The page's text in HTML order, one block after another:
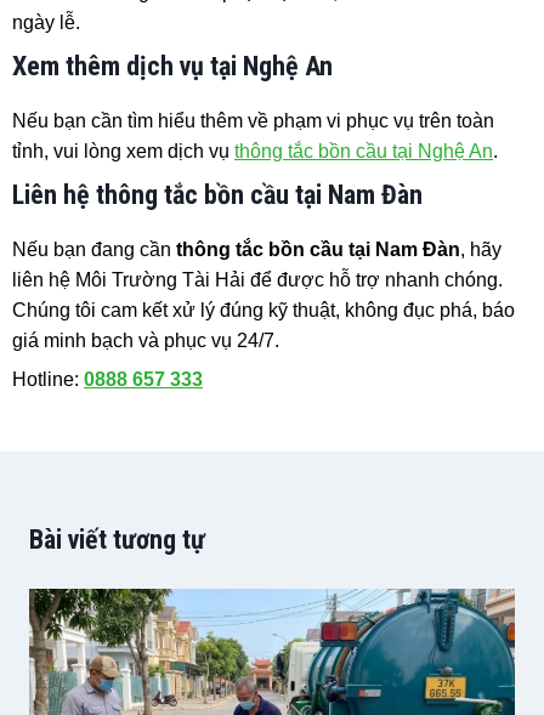
ngày lễ.
Xem thêm dịch vụ tại Nghệ An
Nếu bạn cần tìm hiểu thêm về phạm vi phục vụ trên toàn
tỉnh, vui lòng xem dịch vụ thông tắc bồn cầu tại Nghệ An.
Liên hệ thông tắc bồn cầu tại Nam Đàn
Nếu bạn đang cần thông tắc bồn cầu tại Nam Đàn, hãy
liên hệ Môi Trường Tài Hải để được hỗ trợ nhanh chóng.
Chúng tôi cam kết xử lý đúng kỹ thuật, không đục phá, báo
giá minh bạch và phục vụ 24/7.
Hotline: 0888 657 333
Bài viết tương tự